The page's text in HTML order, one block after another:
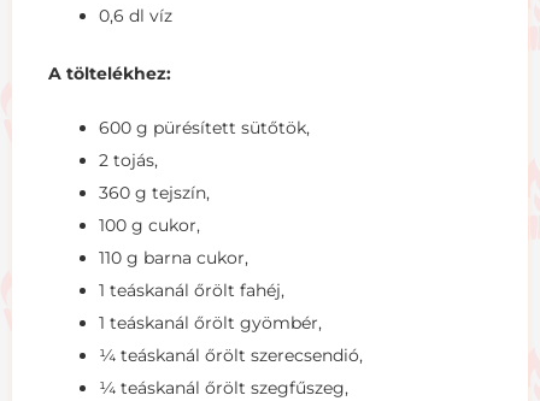
0,6 dl víz
A töltelékhez:
600 g pürésített sütőtök,
2 tojás,
360 g tejszín,
100 g cukor,
110 g barna cukor,
1 teáskanál őrölt fahéj,
1 teáskanál őrölt gyömbér,
¼ teáskanál őrölt szerecsendió,
¼ teáskanál őrölt szegfűszeg,